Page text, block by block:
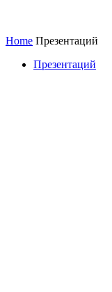
Home Презентаций
Презентаций